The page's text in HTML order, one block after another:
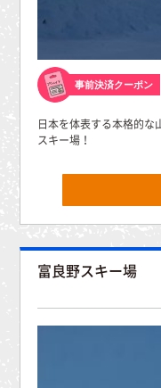
事前決済クーポン
日本を体表する本格的な
スキー場！
富良野スキー場